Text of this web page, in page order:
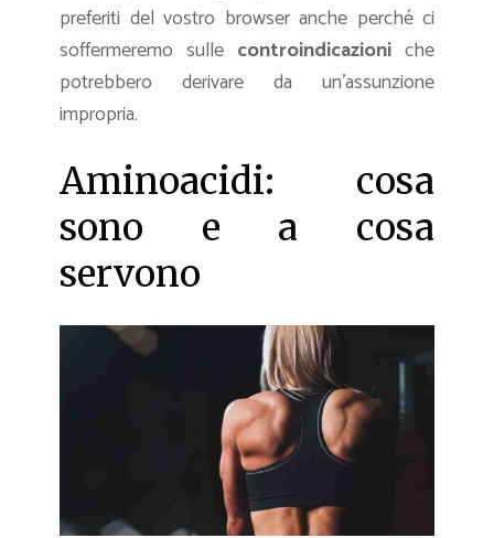
preferiti del vostro browser anche perché ci
soffermeremo sulle controindicazioni che
potrebbero derivare da un’assunzione
impropria.
Aminoacidi: cosa
sono e a cosa
servono